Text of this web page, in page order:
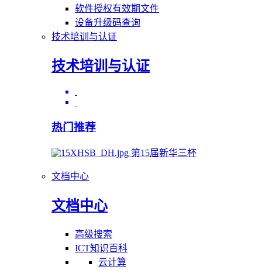
软件授权有效期文件
设备升级码查询
技术培训与认证
技术培训与认证
热门推荐
第15届新华三杯
文档中心
文档中心
高级搜索
ICT知识百科
云计算